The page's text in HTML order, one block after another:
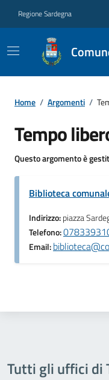
Regione Sardegna
Home / Argomenti /
Tempo
Questo argomento è
Biblioteca
Indirizzo:piazza
Telefono:
Email:
Tutti gli uffici di